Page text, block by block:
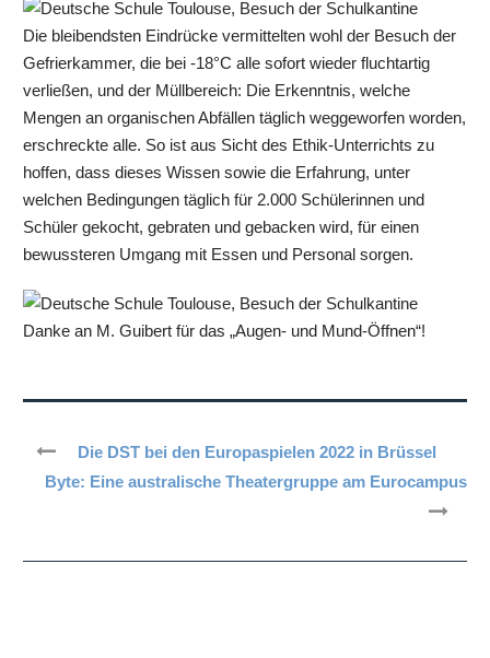
Die bleibendsten Eindrücke vermittelten wohl der Besuch der
Gefrierkammer, die bei -18°C alle sofort wieder fluchtartig
verließen, und der Müllbereich: Die Erkenntnis, welche
Mengen an organischen Abfällen täglich weggeworfen worden,
erschreckte alle. So ist aus Sicht des Ethik-Unterrichts zu
hoffen, dass dieses Wissen sowie die Erfahrung, unter
welchen Bedingungen täglich für 2.000 Schülerinnen und
Schüler gekocht, gebraten und gebacken wird, für einen
bewussteren Umgang mit Essen und Personal sorgen.
Danke an M. Guibert für das „Augen- und Mund-Öffnen“!
Die DST bei den Europaspielen 2022 in Brüssel
Byte: Eine australische Theatergruppe am Eurocampus